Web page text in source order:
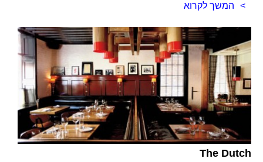
המשך לקרוא
The Dutch